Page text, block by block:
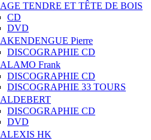
AGE TENDRE ET TÊTE DE BOIS
CD
DVD
AKENDENGUE Pierre
DISCOGRAPHIE CD
ALAMO Frank
DISCOGRAPHIE CD
DISCOGRAPHIE 33 TOURS
ALDEBERT
DISCOGRAPHIE CD
DVD
ALEXIS HK